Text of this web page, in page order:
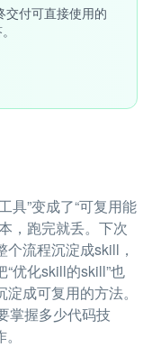
交付可直接使用的
具”变成了“可复用能
，跑完就丢。下次
流程沉淀成skill，
优化skill的skill”也
成可复用的方法。
掌握多少代码技